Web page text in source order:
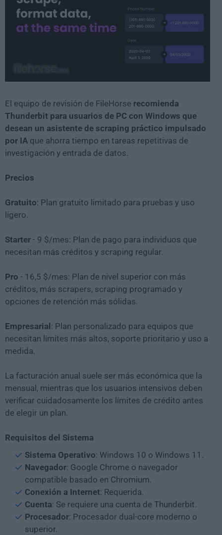
El equipo de revisión de FileHorse recomienda
Thunderbit para usuarios de PC con Windows que
desean un asistente de scraping práctico impulsado
por IA que ahorra tiempo en tareas repetitivas de
investigación y entrada de datos.
Precios
Gratuito: Plan gratuito limitado para pruebas y uso
ligero.
Starter - 9 $/mes: Plan de pago para individuos que
necesitan más créditos y scraping regular.
Pro - 16,5 $/mes: Plan de nivel superior con más
créditos, más scrapers, scraping programado y
opciones de retención más sólidas.
Empresarial: Plan personalizado para equipos que
necesitan límites más altos, soporte prioritario y uso a
medida.
La facturación anual suele ser más económica que la
mensual, mientras que los usuarios intensivos deben
verificar cuidadosamente los límites de crédito antes
de elegir un plan.
Requisitos del Sistema
Sistema Operativo: Windows 10 o Windows 11.
Navegador: Google Chrome o navegador
compatible basado en Chromium.
Conexión a Internet: Requerida.
Cuenta: Se requiere una cuenta de Thunderbit.
Procesador: Procesador dual-core moderno o
superior.